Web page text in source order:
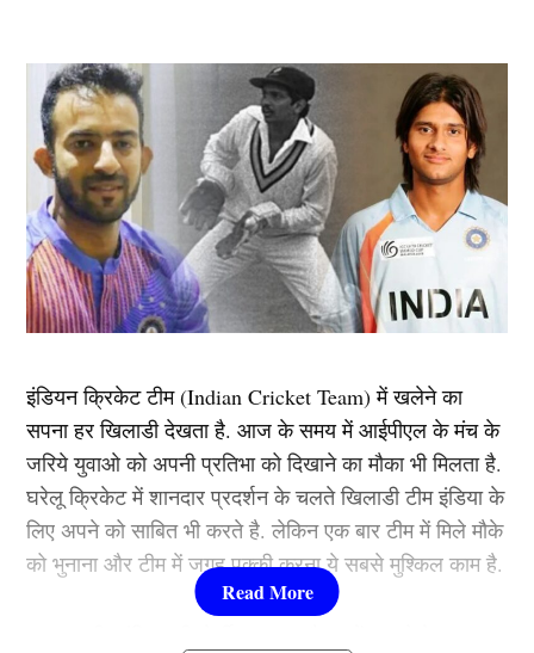
इंडियन क्रिकेट टीम (Indian Cricket Team) में खलेने का
सपना हर खिलाडी देखता है. आज के समय में आईपीएल के मंच के
जरिये युवाओ को अपनी प्रतिभा को दिखाने का मौका भी मिलता है.
घरेलू क्रिकेट में शानदार प्रदर्शन के चलते खिलाडी टीम इंडिया के
लिए अपने को साबित भी करते है. लेकिन एक बार टीम में मिले मौके
को भुनाना और टीम में जगह पक्की करना ये सबसे मुश्किल काम है.